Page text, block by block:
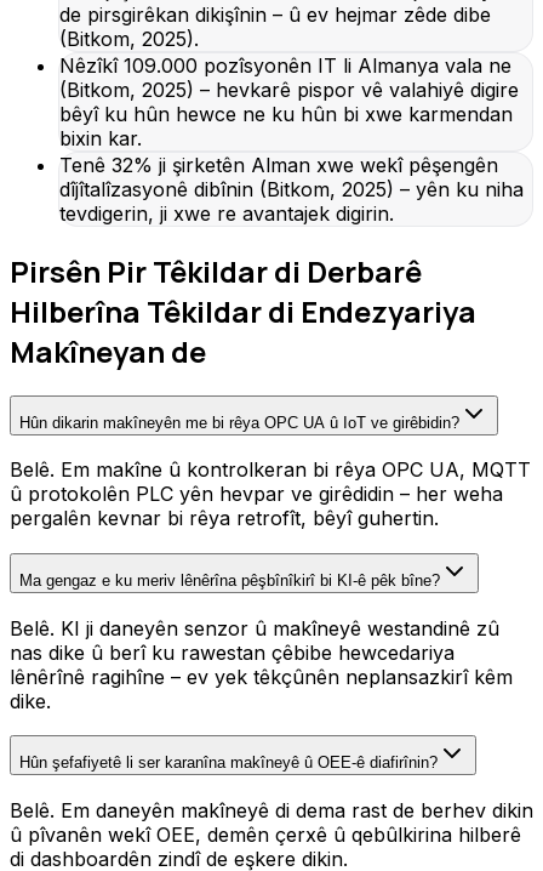
de pirsgirêkan dikişînin – û ev hejmar zêde dibe
(Bitkom, 2025).
Nêzîkî 109.000 pozîsyonên IT li Almanya vala ne
(Bitkom, 2025) – hevkarê pispor vê valahiyê digire
bêyî ku hûn hewce ne ku hûn bi xwe karmendan
bixin kar.
Tenê 32% ji şirketên Alman xwe wekî pêşengên
dîjîtalîzasyonê dibînin (Bitkom, 2025) – yên ku niha
tevdigerin, ji xwe re avantajek digirin.
Pirsên Pir Têkildar di Derbarê
Hilberîna Têkildar di Endezyariya
Makîneyan de
Hûn dikarin makîneyên me bi rêya OPC UA û IoT ve girêbidin?
Belê. Em makîne û kontrolkeran bi rêya OPC UA, MQTT
û protokolên PLC yên hevpar ve girêdidin – her weha
pergalên kevnar bi rêya retrofît, bêyî guhertin.
Ma gengaz e ku meriv lênêrîna pêşbînîkirî bi KI-ê pêk bîne?
Belê. KI ji daneyên senzor û makîneyê westandinê zû
nas dike û berî ku rawestan çêbibe hewcedariya
lênêrînê ragihîne – ev yek têkçûnên neplansazkirî kêm
dike.
Hûn şefafiyetê li ser karanîna makîneyê û OEE-ê diafirînin?
Belê. Em daneyên makîneyê di dema rast de berhev dikin
û pîvanên wekî OEE, demên çerxê û qebûlkirina hilberê
di dashboardên zindî de eşkere dikin.